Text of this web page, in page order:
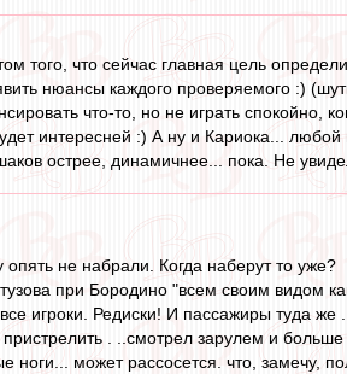
того, что сейчас главная цель
нюансы каждого проверяемого :)
что-то, но не играть спокойно,
интересней :) А ну и Кариока...
острее, динамичнее... пока. Не
не набрали. Когда наберут то уже?
при Бородино "всем своим видом
игроки. Редиски! И пассажиры туда
. ..смотрел зарулем и
ноги... может рассосется. что, замечу,